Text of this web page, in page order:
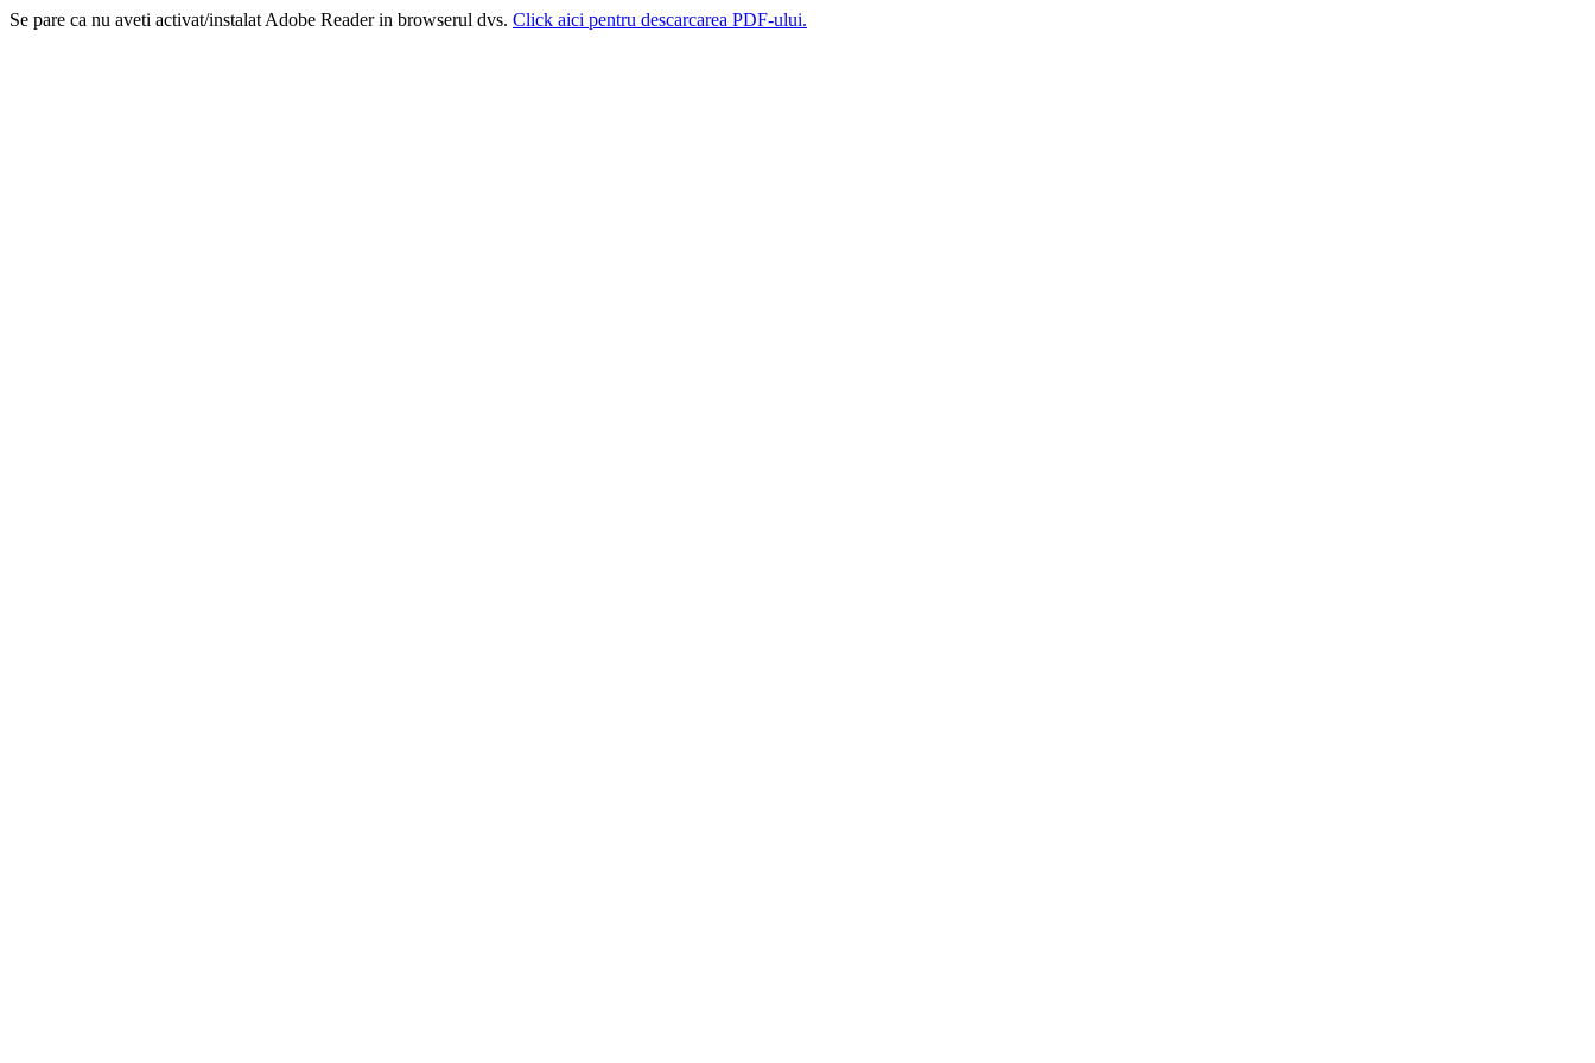
Se pare ca nu aveti activat/instalat Adobe Reader in browserul dvs. Click aici pentru descarcarea PDF-ului.